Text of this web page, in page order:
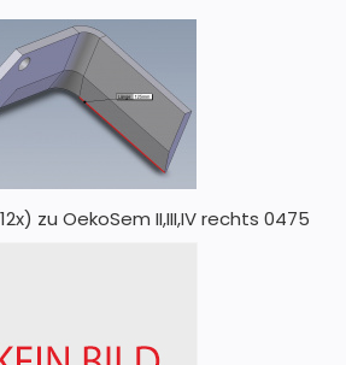
zu OekoSem II,III,IV rechts 0475